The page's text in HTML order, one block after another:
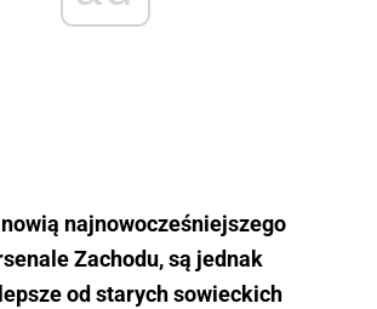
najnowocześniejszego
Zachodu, są jednak
od starych sowieckich